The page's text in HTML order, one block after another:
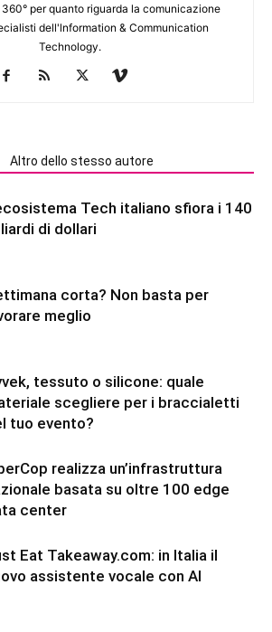
per quanto riguarda la comunicazione
dell'lnformation & Communication
Technology.
Altro dello stesso autore
Tech italiano sfiora i 140
di dollari
corta? Non basta per
meglio
tessuto o silicone: quale
scegliere per i braccialetti
tuo evento?
realizza un’infrastruttura
basata su oltre 100 edge
center
Eat Takeaway.com: in Italia il
assistente vocale con AI